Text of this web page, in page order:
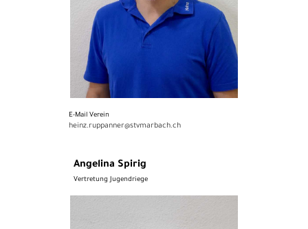
E-Mail Verein
heinz.ruppanner@stvmarbach.ch
Angelina Spirig
Vertretung Jugendriege